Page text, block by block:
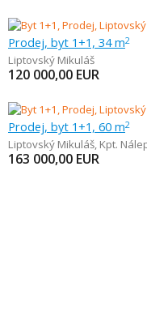
Prodej, byt 1+1, 34 m2
Liptovský Mikuláš
120 000,00 EUR
Prodej, byt 1+1, 60 m2
Liptovský Mikuláš, Kpt.
163 000,00 EUR